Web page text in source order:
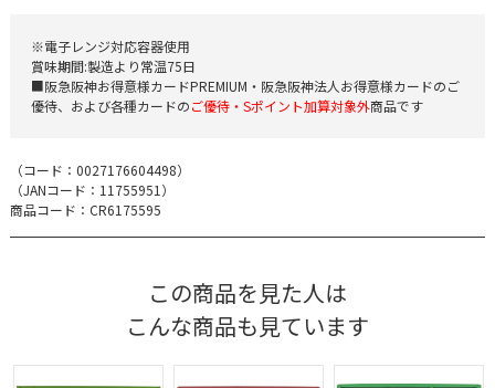
※電子レンジ対応容器使用
賞味期間:製造より常温75日
■阪急阪神お得意様カードPREMIUM・阪急阪神法人お得意様カードのご
優待、および各種カードのご優待・Sポイント加算対象外商品です
（コード： 0027176604498）
（JANコード： 11755951 ）
商品コード：CR6175595
この商品を見た人は
こんな商品も見ています